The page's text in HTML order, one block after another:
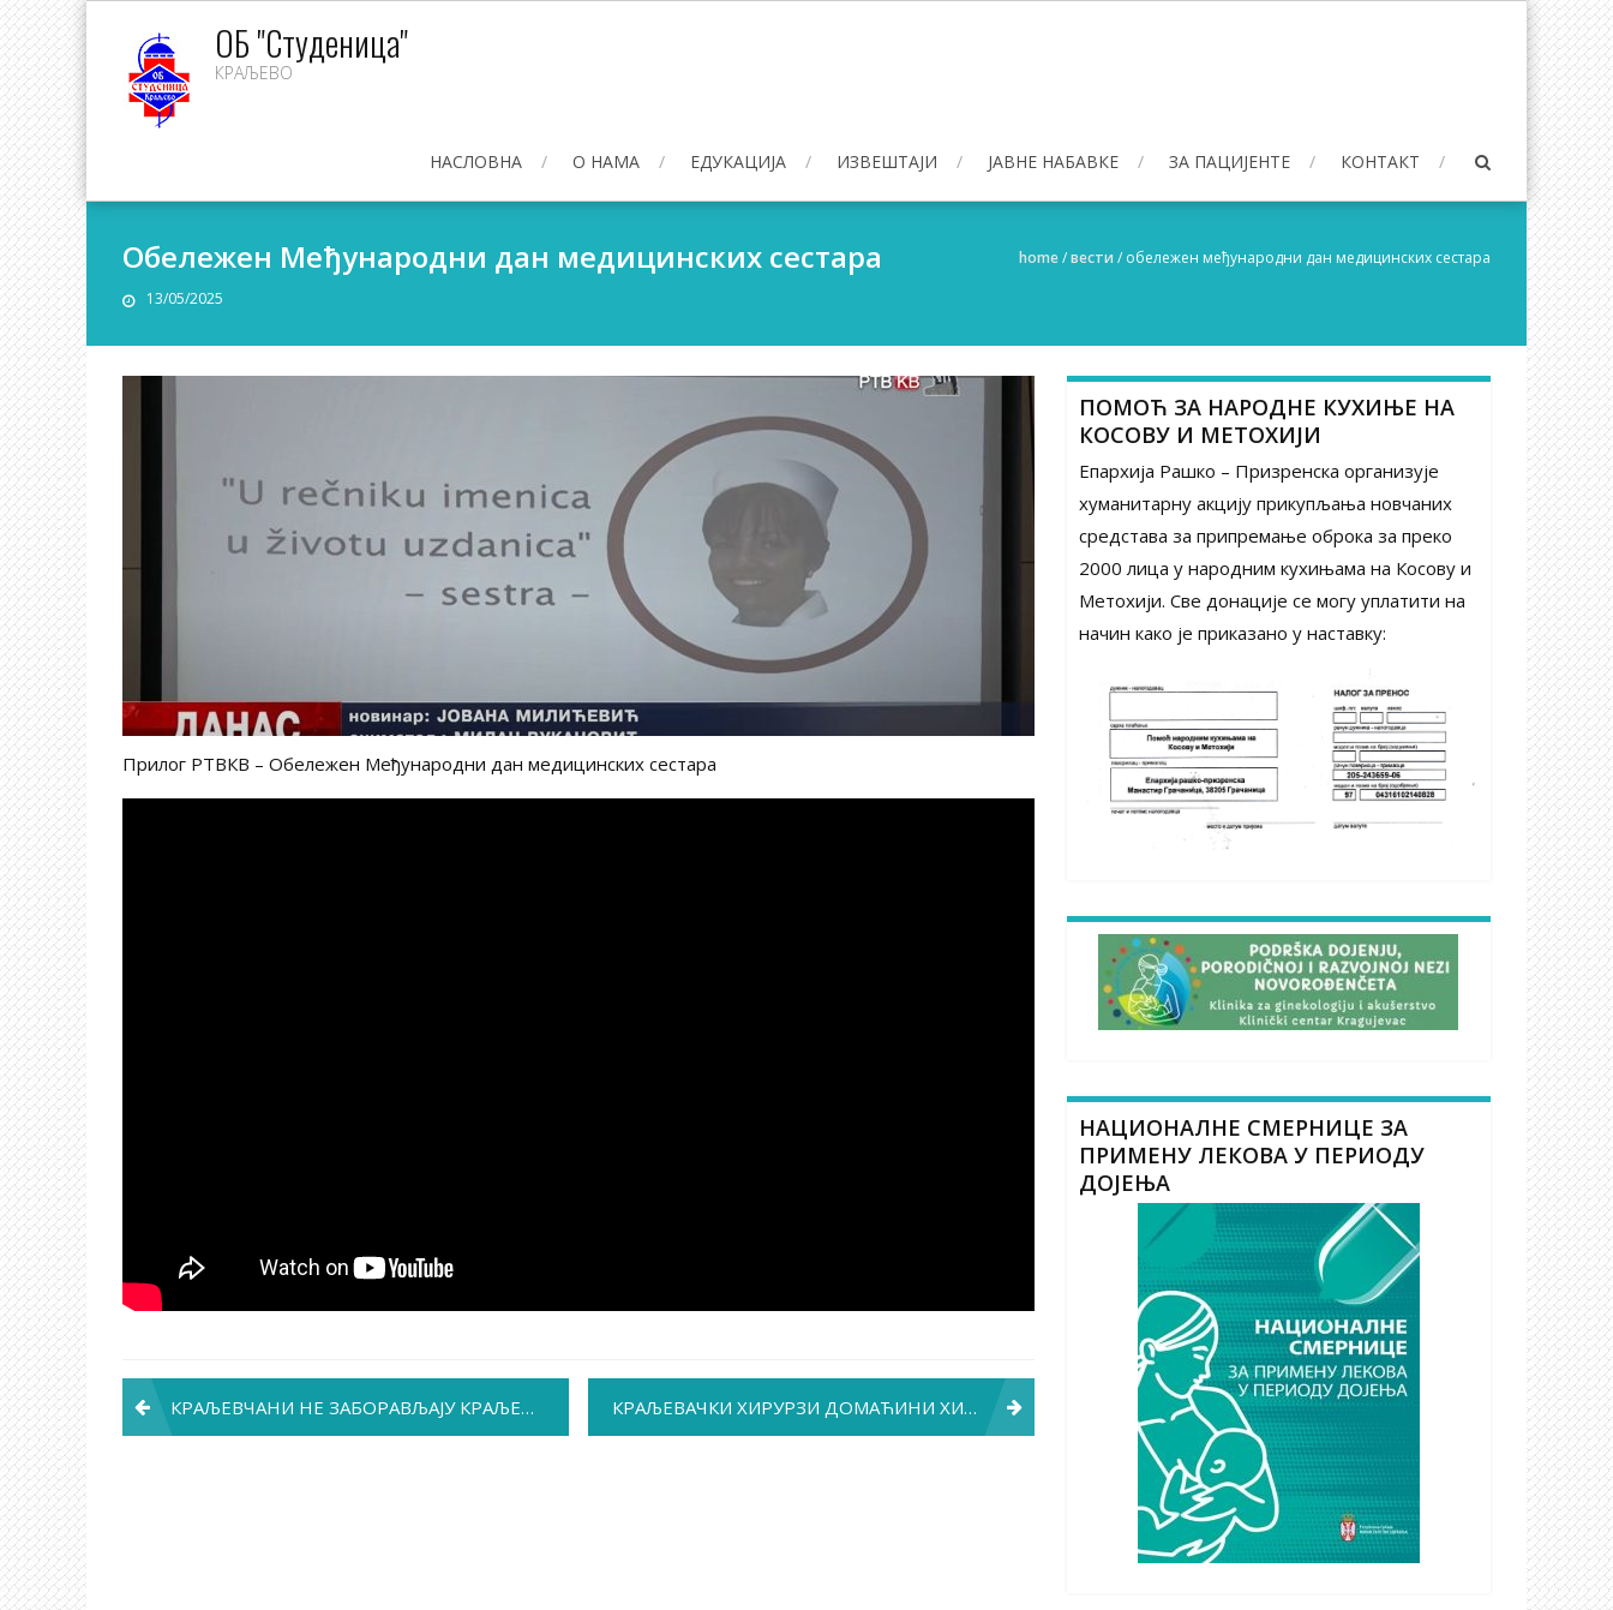
content
ОБ "Студеница"
КРАЉЕВО
НАСЛОВНА О НАМА ЕДУКАЦИЈА ИЗВЕШТАЈИ ЈАВНЕ НАБАВКЕ ЗА ПАЦИЈЕНТЕ КОНТАКТ
Обележен Међународни дан медицинских сестара
13/05/2025
home/вести / обележен међународни дан медицинских сестара
Прилог РТВКВ – Обележен Међународни дан медицинских сестара
Post
navigation
КРАЉЕВЧАНИ НЕ ЗАБОРАВЉАЈУ КРАЉЕВО КРАЉЕВАЧКИ ХИРУРЗИ ДОМАЋИНИ ХИРУРШКЕ СЕКЦИЈЕ СРПСКОГ ЛЕКАРСКОГ ДРУШТВА
ПОМОЋ ЗА НАРОДНЕ КУХИЊЕ НА
КОСОВУ И МЕТОХИЈИ
Епархија Рашко – Призренска организује
хуманитарну акцију прикупљања новчаних
средстава за припремање оброка за преко
2000 лица у народним кухињама на Косову и
Метохији. Све донације се могу уплатити на
начин како је приказано у наставку:
НАЦИОНАЛНЕ СМЕРНИЦЕ ЗА
ПРИМЕНУ ЛЕКОВА У ПЕРИОДУ
ДОЈЕЊА